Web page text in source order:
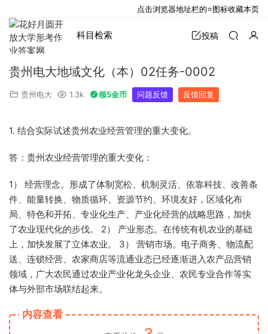
科目检索 投稿
贵州电大地域文化（本）02任务-0002
贵州电大 1.3k 领5金币 问题反馈 反馈回复
1. 结合实际试述贵州农业经营管理的重大变化。
答：贵州农业经营管理的重大变化：
1 ） 经营理念。形成了体制宽松、机制灵活、依靠科技、改善条
件、能量转换、物质循环、资源节约、环境友好，区域化布
局、特色和开拓、专业化生产、产业化经营的战略思路，加快
了农业现代化的步伐。
2） 产业形态。在传统有机农业的基础
上，加快发展了立体农业。
3） 营销市场。电子商务、物流配
送、连锁经营、农家商店等流通业态已经逐渐进入农产品营销
领域，广大农民通过农业产业化龙头企业、农民专业合作等实
体与外部市场联结起来。
内容查看
点击浏览器地址栏的⭐图标收藏本页